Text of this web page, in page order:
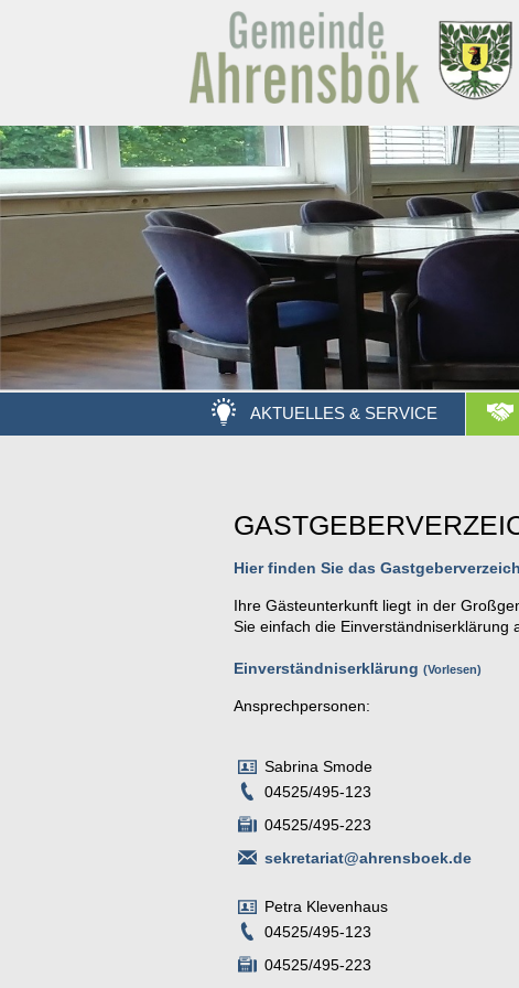
AKTUELLES & SERVICE
Hier finden Sie das
Ihre Gästeunterkunft liegt in der
Sie einfach die Einverständniserklärung
Einverständniserklärung Vorlesen
Ansprechpersonen:
Sabrina Smode
04525/495-123
04525/495-223
sekretariat@ahrensboek.de
Petra Klevenhaus
04525/495-123
04525/495-223